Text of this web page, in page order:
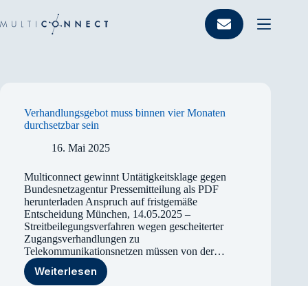
springen
Verhandlungs­gebot muss binnen vier Monaten
durchsetzbar sein
16. Mai 2025
Multiconnect gewinnt Untätigkeitsklage gegen
Bundesnetzagentur Pressemitteilung als PDF
herunterladen Anspruch auf fristgemäße
Entscheidung München, 14.05.2025 –
Streitbeilegungsverfahren wegen gescheiterter
Zugangsverhandlungen zu
Telekommunikationsnetzen müssen von der…
WeiterlesenVerhandlungs­gebot